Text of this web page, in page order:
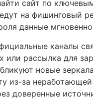
сайт по
на фишинговый
данные
каналы
или рассылка для
новые
из-за
доверенные